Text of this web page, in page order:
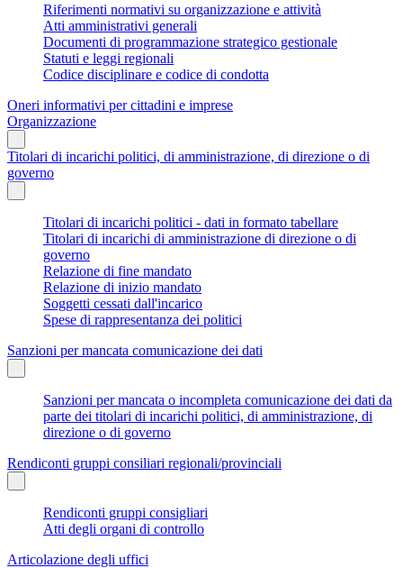
Riferimenti normativi su organizzazione e attività
Atti amministrativi generali
Documenti di programmazione strategico gestionale
Statuti e leggi regionali
Codice disciplinare e codice di condotta
Oneri informativi per cittadini e imprese
Organizzazione
Titolari di incarichi politici, di amministrazione, di direzione o di
governo
Titolari di incarichi politici - dati in formato tabellare
Titolari di incarichi di amministrazione di direzione o di
governo
Relazione di fine mandato
Relazione di inizio mandato
Soggetti cessati dall'incarico
Spese di rappresentanza dei politici
Sanzioni per mancata comunicazione dei dati
Sanzioni per mancata o incompleta comunicazione dei dati da
parte dei titolari di incarichi politici, di amministrazione, di
direzione o di governo
Rendiconti gruppi consiliari regionali/provinciali
Rendiconti gruppi consigliari
Atti degli organi di controllo
Articolazione degli uffici